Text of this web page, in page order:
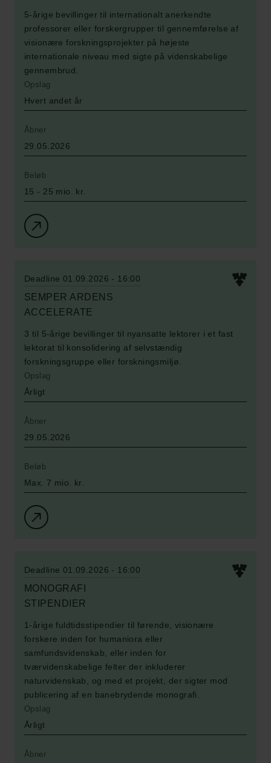
5-årige bevillinger til internationalt anerkendte
professorer eller forskergrupper til gennemførelse af
visionære forskningsprojekter på højeste
internationale niveau med sigte på videnskabelige
gennembrud.
Opslag
Hvert andet år
Åbner
29.05.2026
Beløb
15 - 25 mio. kr.
Deadline 01.09.2026 - 16:00
SEMPER ARDENS
ACCELERATE
3 til 5-årige bevillinger til nyansatte lektorer i et fast
lektorat til konsolidering af selvstændig
forskningsgruppe eller forskningsmiljø.
Opslag
Årligt
Åbner
29.05.2026
Beløb
Max. 7 mio. kr.
Deadline 01.09.2026 - 16:00
MONOGRAFI
STIPENDIER
1-årige fuldtidsstipendier til førende, visionære
forskere inden for humaniora eller
samfundsvidenskab, eller inden for
tværvidenskabelige felter der inkluderer
naturvidenskab, og med et projekt, der sigter mod
publicering af en banebrydende monografi.
Opslag
Årligt
Åbner